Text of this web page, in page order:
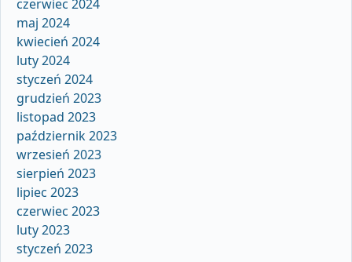
czerwiec 2024
maj 2024
kwiecień 2024
luty 2024
styczeń 2024
grudzień 2023
listopad 2023
październik 2023
wrzesień 2023
sierpień 2023
lipiec 2023
czerwiec 2023
luty 2023
styczeń 2023